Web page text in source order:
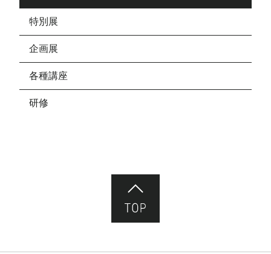
特別展
企画展
各種講座
研修